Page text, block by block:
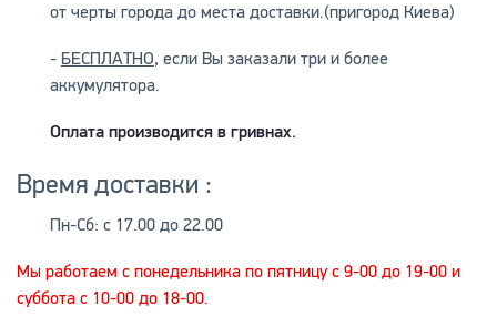
от черты города до места доставки.(пригород Киева)
- БЕСПЛАТНО, если Вы заказали три и более
аккумулятора.
Оплата производится в гривнах.
Время доставки :
Пн-Сб: с 17.00 до 22.00
Мы работаем с понедельника по пятницу с 9-00 до 19-00 и
суббота с 10-00 до 18-00.